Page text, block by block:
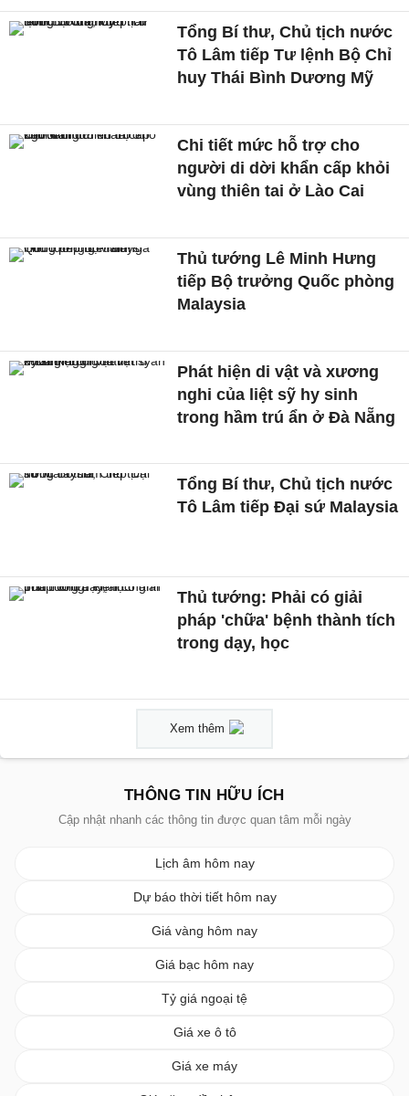
Tổng Bí thư, Chủ tịch nước
Tô Lâm tiếp Tư lệnh Bộ Chỉ
huy Thái Bình Dương Mỹ
Chi tiết mức hỗ trợ cho
người di dời khẩn cấp khỏi
vùng thiên tai ở Lào Cai
Thủ tướng Lê Minh Hưng
tiếp Bộ trưởng Quốc phòng
Malaysia
Phát hiện di vật và xương
nghi của liệt sỹ hy sinh
trong hầm trú ẩn ở Đà Nẵng
Tổng Bí thư, Chủ tịch nước
Tô Lâm tiếp Đại sứ Malaysia
Thủ tướng: Phải có giải
pháp 'chữa' bệnh thành tích
trong dạy, học
Xem thêm
THÔNG TIN HỮU ÍCH
Cập nhật nhanh các thông tin được quan tâm mỗi ngày
Lịch âm hôm nay
Dự báo thời tiết hôm nay
Giá vàng hôm nay
Giá bạc hôm nay
Tỷ giá ngoại tệ
Giá xe ô tô
Giá xe máy